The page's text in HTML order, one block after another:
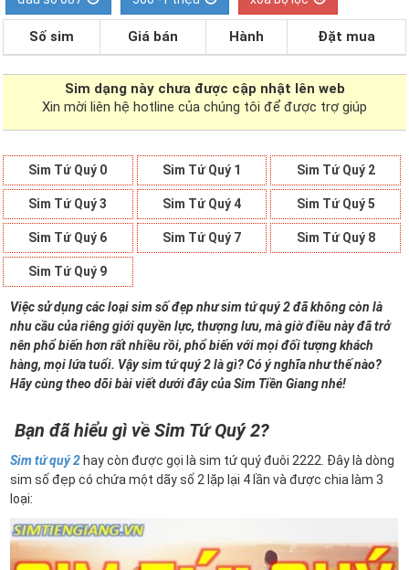
Số sim Giá bán Hành Đặt mua
Sim dạng này chưa được cập nhật lên web
Xin mời liên hệ hotline của chúng tôi để được trợ giúp
Sim Tứ Quý 0 Sim Tứ Quý 1 Sim Tứ Quý 2
Sim Tứ Quý 3 Sim Tứ Quý 4 Sim Tứ Quý 5
Sim Tứ Quý 6 Sim Tứ Quý 7 Sim Tứ Quý 8
Sim Tứ Quý 9
Việc sử dụng các loại sim số đẹp như sim tứ quý 2 đã không còn là
nhu cầu của riêng giới quyền lực, thượng lưu, mà giờ điều này đã trở
nên phổ biến hơn rất nhiều rồi, phổ biến với mọi đối tượng khách
hàng, mọi lứa tuổi. Vậy sim tứ quý 2 là gì? Có ý nghĩa như thế nào?
Hãy cùng theo dõi bài viết dưới đây của Sim Tiền Giang nhé!
Bạn đã hiểu gì về Sim Tứ Quý 2?
Sim tứ quý 2 hay còn được gọi là sim tứ quý đuôi 2222. Đây là dòng
sim số đẹp có chứa một dãy số 2 lặp lại 4 lần và được chia làm 3
loại: